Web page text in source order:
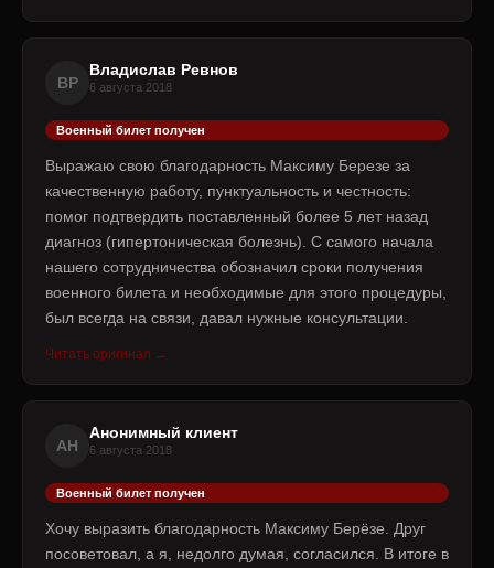
ВР
Владислав Ревнов
6 августа 2018
Военный билет получен
Выражаю свою благодарность Максиму Березе за
качественную работу, пунктуальность и честность:
помог подтвердить поставленный более 5 лет назад
диагноз (гипертоническая болезнь). С самого начала
нашего сотрудничества обозначил сроки получения
военного билета и необходимые для этого процедуры,
был всегда на связи, давал нужные консультации.
Читать оригинал →
АН
Анонимный клиент
6 августа 2018
Военный билет получен
Хочу выразить благодарность Максиму Берёзе. Друг
посоветовал, а я, недолго думая, согласился. В итоге в